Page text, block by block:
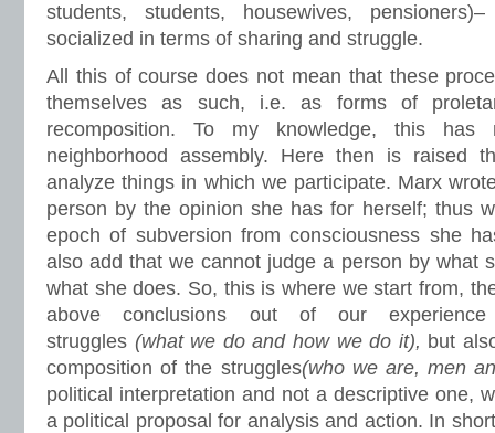
students, students, housewives,
socialized in terms of sharing and struggle.
All this of course does not mean that these
themselves as such, i.e. as forms of
recomposition. To my knowledge, this
neighborhood assembly. Here then is raised
analyze things in which we participate. Marx
person by the opinion she has for herself; thus
epoch of subversion from consciousness she
also add that we cannot judge a person by what
what she does. So, this is where we start from,
above conclusions out of our
struggles (what we do and how we do it), but
composition of the struggles(who we are, men
political interpretation and not a descriptive one,
a political proposal for analysis and action. In